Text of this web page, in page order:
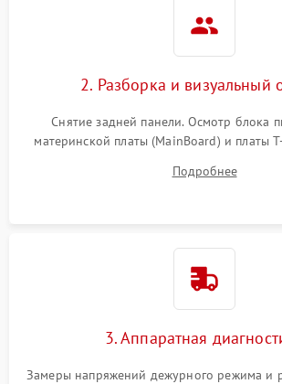
2. Разборка и визуальный
Снятие задней панели. Осмотр блока
материнской платы (MainBoard) и платы
Проверка надежности фиксации и
Подробнее
3. Аппаратная
Замеры напряжений дежурного режима и